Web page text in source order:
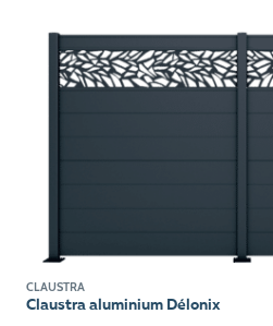
CLAUSTRA
Claustra aluminium Délonix